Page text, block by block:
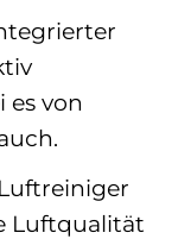
es von
Luftqualität